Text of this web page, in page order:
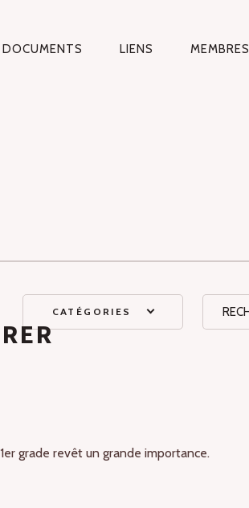
DOCUMENTS LIENS MEMBRES
CATÉGORIES
grade revêt un grande importance.